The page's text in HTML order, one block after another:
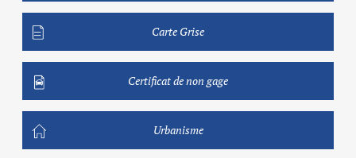
Carte Grise
Certificat de non gage
Urbanisme